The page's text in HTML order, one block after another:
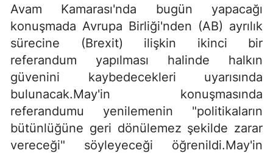
Avam Kamarası'nda bugün yapacağı
konuşmada Avrupa Birliği'nden (AB) ayrılık
sürecine (Brexit) ilişkin ikinci bir
referandum yapılması halinde halkın
güvenini kaybedecekleri uyarısında
bulunacak.May'in konuşmasında
referandumu yenilemenin "politikaların
bütünlüğüne geri dönülemez şekilde zarar
vereceği" söyleyeceği öğrenildi.May'in